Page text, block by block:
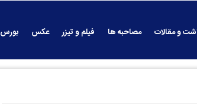
و مقالات مصاحبه ها فیلم و تیزر عکس بورس